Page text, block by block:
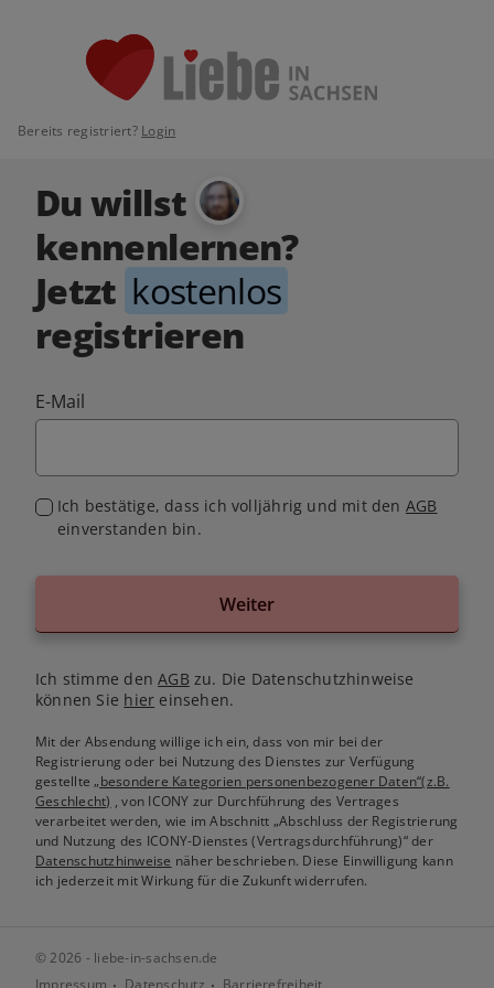
Bereits registriert? Login
Du willst
kennenlernen?
Jetzt kostenlos
registrieren
E-Mail
Ich bestätige, dass ich volljährig und mit den AGB
einverstanden bin.
Weiter
Ich stimme denAGB zu. Die Datenschutzhinweise
können Sie hier einsehen.
Mit der Absendung willige ich ein, dass von mir bei der
Registrierung oder bei Nutzung des Dienstes zur Verfügung
gestellte„besondere Kategorien personenbezogener Daten“(z.B.
Geschlecht) , von ICONY zur Durchführung des Vertrages
verarbeitet werden, wie im Abschnitt „Abschluss der Registrierung
und Nutzung des ICONY-Dienstes (Vertragsdurchführung)“ der
Datenschutzhinweise näher beschrieben. Diese Einwilligung kann
ich jederzeit mit Wirkung für die Zukunft widerrufen.
© 2026 - liebe-in-sachsen.de
Impressum
Datenschutz Barrierefreiheit